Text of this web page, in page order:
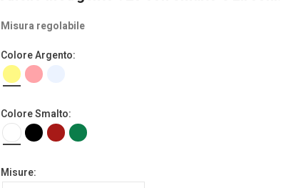
Misura regolabile
Colore Argento
Colore Smalto
Misure